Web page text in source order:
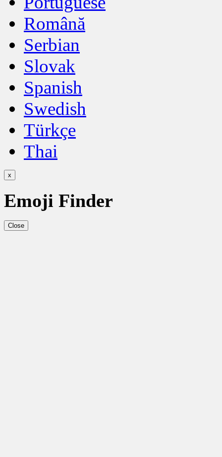
Română
Serbian
Slovak
Spanish
Swedish
Türkçe
Thai
x
Emoji Finder
Close